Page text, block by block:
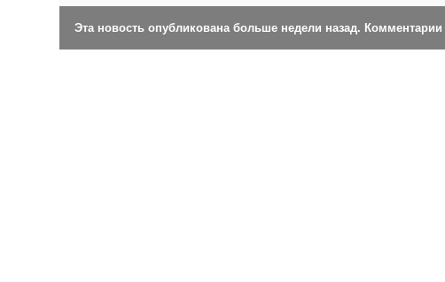
Эта новость опубликована больше недели назад.